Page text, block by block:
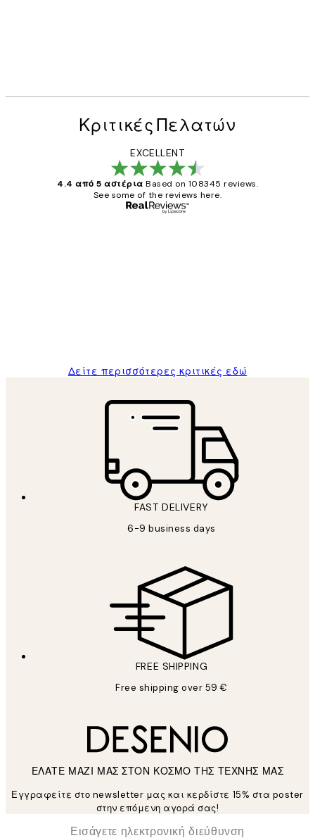
Κριτικές Πελατών
EXCELLENT
4.4 από 5 αστέρια Based on 108345 reviews.
See some of the reviews here.
Δείτε περισσότερες κριτικές εδώ
FAST DELIVERY
6-9 business days
FREE SHIPPING
Free shipping over 59 €
ΕΛΑΤΕ ΜΑΖΙ ΜΑΣ ΣΤΟΝ ΚΟΣΜΟ ΤΗΣ ΤΕΧΝΗΣ ΜΑΣ
Εγγραφείτε στο newsletter μας και κερδίστε 15% στα poster
στην επόμενη αγορά σας!
Ηλεκτρονική Διεύθυνση